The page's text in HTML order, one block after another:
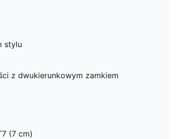
stylu
z dwukierunkowym zamkiem
(7 cm)